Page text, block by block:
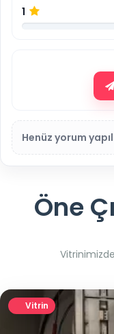
1
Henüz yorum
Öne
Vitrin